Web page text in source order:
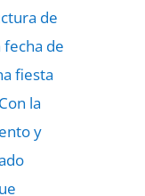
de
de
fiesta
la
y